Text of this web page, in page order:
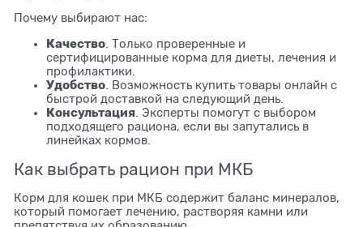
Почему выбирают нас:
Качество . Только проверенные и
сертифицированные корма для диеты, лечения и
профилактики.
Удобство . Возможность купить товары онлайн с
быстрой доставкой на следующий день.
Консультация . Эксперты помогут с выбором
подходящего рациона, если вы запутались в
линейках кормов.
Как выбрать рацион при МКБ
Корм для кошек при МКБ содержит баланс минералов,
который помогает лечению, растворяя камни или